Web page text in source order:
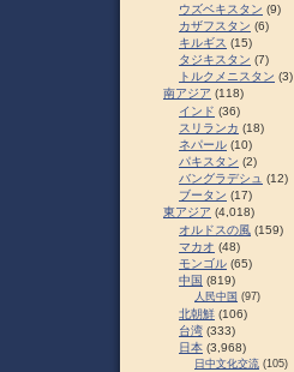
ウズベキスタン (9)
カザフスタン (6)
キルギス (15)
タジキスタン (7)
トルクメニスタン (3)
南アジア (118)
インド (36)
スリランカ (18)
ネパール (10)
パキスタン (2)
バングラデシュ (12)
ブータン (17)
東アジア (4,018)
オルドスの風 (159)
マカオ (48)
モンゴル (65)
中国 (819)
人民中国 (97)
北朝鮮 (106)
台湾 (333)
日本 (3,968)
日中文化交流 (105)